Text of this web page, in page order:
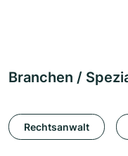
Branchen /
Rechtsanwalt